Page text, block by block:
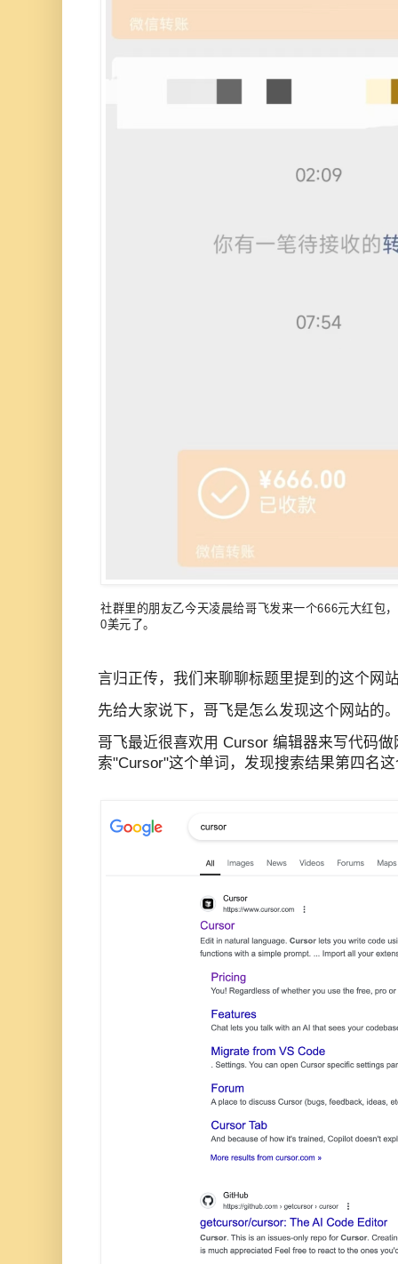
社群里的朋友乙今天凌晨给哥飞发来一个666元大红包
0美元了。
言归正传，我们来聊聊标题里提到的这个网
先给大家说下，哥飞是怎么发现这个网站的
哥飞最近很喜欢用 Cursor 编辑器来写代码
索"Cursor"这个单词，发现搜索结果第四名